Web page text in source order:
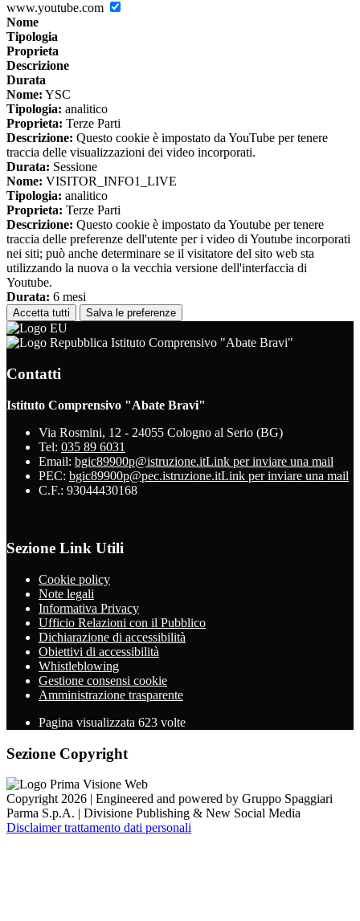
www.youtube.com
Nome
Tipologia
Proprieta
Descrizione
Durata
Nome: YSC
Tipologia: analitico
Proprieta: Terze Parti
Descrizione: Questo cookie è impostato da YouTube per tenere
traccia delle visualizzazioni dei video incorporati.
Durata: Sessione
Nome: VISITOR_INFO1_LIVE
Tipologia: analitico
Proprieta: Terze Parti
Descrizione: Questo cookie è impostato da Youtube per tenere
traccia delle preferenze dell'utente per i video di Youtube incorporati
nei siti; può anche determinare se il visitatore del sito web sta
utilizzando la nuova o la vecchia versione dell'interfaccia di
Youtube.
Durata: 6 mesi
Accetta tutti Salva le preferenze
Istituto Comprensivo "Abate Bravi"
Contatti
Istituto Comprensivo "Abate Bravi"
Via Rosmini, 12 - 24055 Cologno al Serio (BG)
Tel: 035 89 6031
Email: bgic89900p@istruzione.itLink per inviare una mail
PEC: bgic89900p@pec.istruzione.itLink per inviare una mail
C.F.: 93044430168
Sezione Link Utili
Cookie policy
Note legali
Informativa Privacy
Ufficio Relazioni con il Pubblico
Dichiarazione di accessibilità
Obiettivi di accessibilità
Whistleblowing
Gestione consensi cookie
Amministrazione trasparente
Pagina visualizzata 623 volte
Sezione Copyright
Copyright 2026 | Engineered and powered by Gruppo Spaggiari
Parma S.p.A. | Divisione Publishing & New Social Media
Disclaimer trattamento dati personali